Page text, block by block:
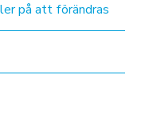
på att förändras